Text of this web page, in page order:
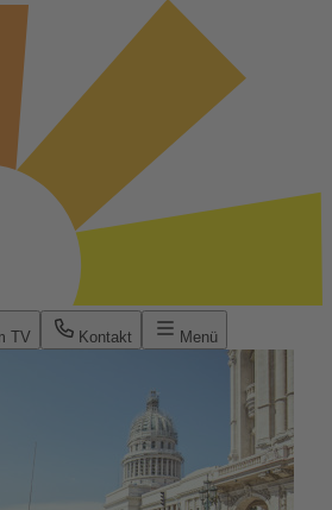
TV Kontakt Menü